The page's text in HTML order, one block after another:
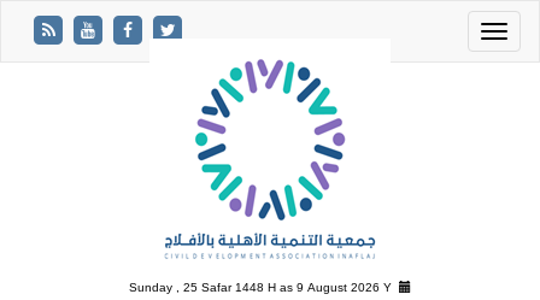
Sunday , 25 Safar 1448 H as9 August 2026 Y